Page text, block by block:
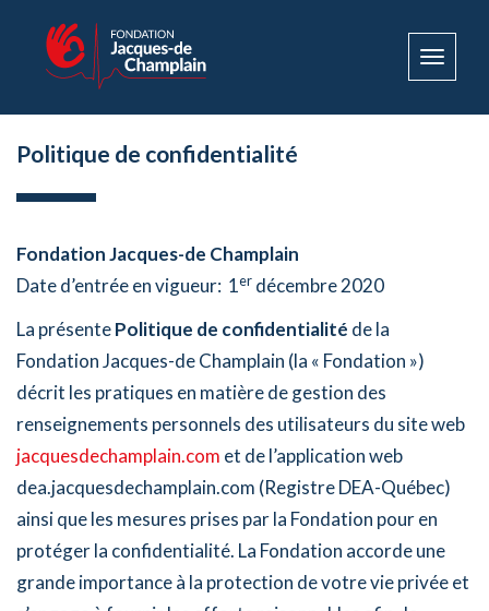
Toggle
Politique de confidentialité
Fondation Jacques-de Champlain
Date d’entrée en vigueur: 1er décembre 2020
La présentePolitique de confidentialité de la
Fondation Jacques-de Champlain (la « Fondation »)
décrit les pratiques en matière de gestion des
renseignements personnels des utilisateurs du site web
jacquesdechamplain.com et de l’application web
dea.jacquesdechamplain.com (Registre DEA-Québec)
ainsi que les mesures prises par la Fondation pour en
protéger la confidentialité. La Fondation accorde une
grande importance à la protection de votre vie privée et